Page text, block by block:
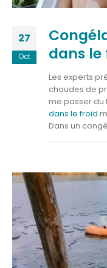
27
Oct
dans le
Les experts
chaudes de
me passer du
dans le froid
Dans un